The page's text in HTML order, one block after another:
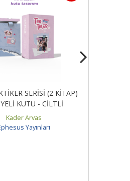
SERİSİ (2 KİTAP)
KUTU - CİLTLİ
Kader Arvas
Yayınları